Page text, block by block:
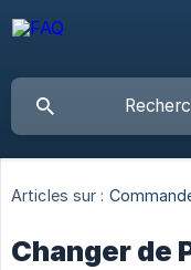
Articles sur :
Changer de